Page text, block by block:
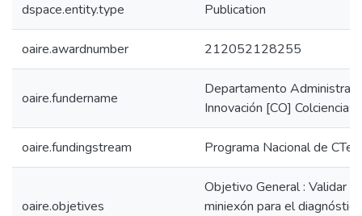
dspace.entity.type Publication
oaire.awardnumber 212052128255
oaire.fundername
Departamento
Innovación [CO] Colciencias
oaire.fundingstream Programa Nacional de CTeI
oaire.objetives
Objetivo General : Validar
miniexón para el